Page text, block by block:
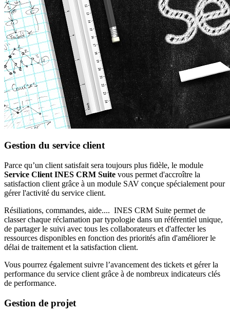
Gestion du service client
Parce qu’un client satisfait sera toujours plus fidèle, le module
Service Client INES CRM Suite vous permet d'accroître la
satisfaction client grâce à un module SAV conçue spécialement pour
gérer l'activité du service client.
Résiliations, commandes, aide.... INES CRM Suite permet de
classer chaque réclamation par typologie dans un référentiel unique,
de partager le suivi avec tous les collaborateurs et d'affecter les
ressources disponibles en fonction des priorités afin d'améliorer le
délai de traitement et la satisfaction client.
Vous pourrez également suivre l’avancement des tickets et gérer la
performance du service client grâce à de nombreux indicateurs clés
de performance.
Gestion de projet